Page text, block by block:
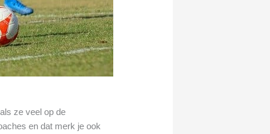
ze veel op de
en dat merk je ook